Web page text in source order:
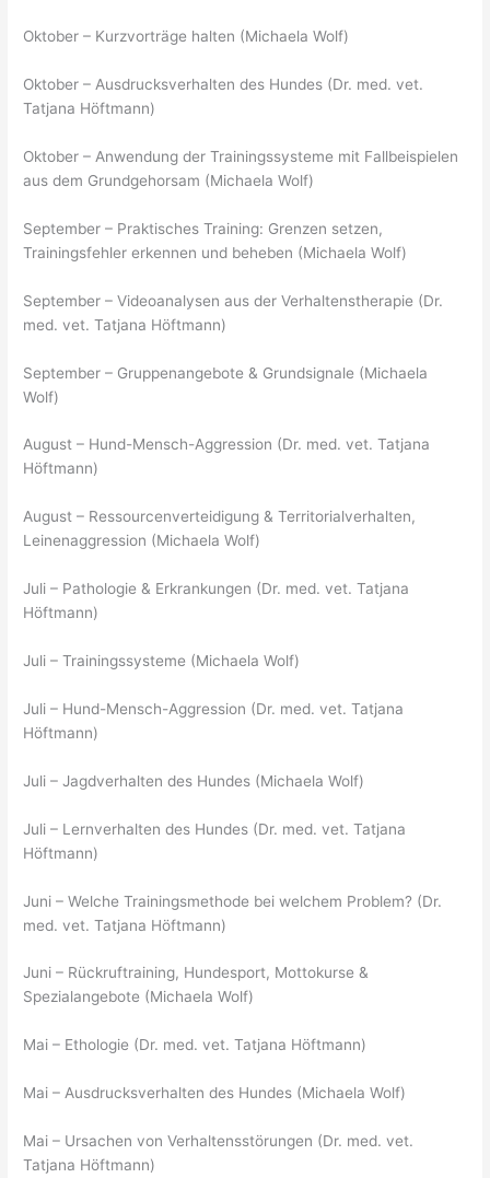
Oktober – Kurzvorträge halten (Michaela Wolf)
Oktober – Ausdrucksverhalten des Hundes (Dr. med. vet.
Tatjana Höftmann)
Oktober – Anwendung der Trainingssysteme mit Fallbeispielen
aus dem Grundgehorsam (Michaela Wolf)
September – Praktisches Training: Grenzen setzen,
Trainingsfehler erkennen und beheben (Michaela Wolf)
September – Videoanalysen aus der Verhaltenstherapie (Dr.
med. vet. Tatjana Höftmann)
September – Gruppenangebote & Grundsignale (Michaela
Wolf)
August – Hund-Mensch-Aggression (Dr. med. vet. Tatjana
Höftmann)
August – Ressourcenverteidigung & Territorialverhalten,
Leinenaggression (Michaela Wolf)
Juli – Pathologie & Erkrankungen (Dr. med. vet. Tatjana
Höftmann)
Juli – Trainingssysteme (Michaela Wolf)
Juli – Hund-Mensch-Aggression (Dr. med. vet. Tatjana
Höftmann)
Juli – Jagdverhalten des Hundes (Michaela Wolf)
Juli – Lernverhalten des Hundes (Dr. med. vet. Tatjana
Höftmann)
Juni – Welche Trainingsmethode bei welchem Problem? (Dr.
med. vet. Tatjana Höftmann)
Juni – Rückruftraining, Hundesport, Mottokurse &
Spezialangebote (Michaela Wolf)
Mai – Ethologie (Dr. med. vet. Tatjana Höftmann)
Mai – Ausdrucksverhalten des Hundes (Michaela Wolf)
Mai – Ursachen von Verhaltensstörungen (Dr. med. vet.
Tatjana Höftmann)